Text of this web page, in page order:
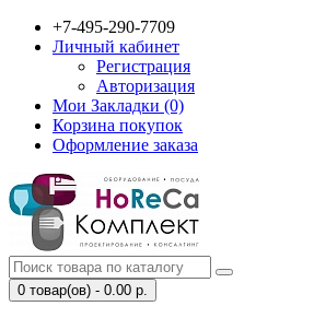
+7-495-290-7709
Личный кабинет
Регистрация
Авторизация
Мои Закладки (0)
Корзина покупок
Оформление заказа
0 товар(ов) - 0.00 р.